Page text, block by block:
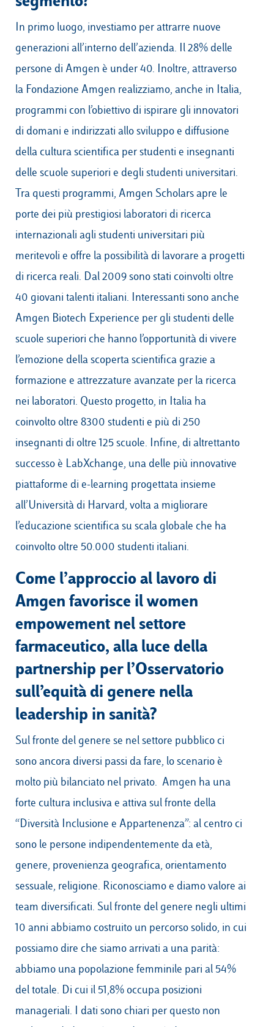
In primo luogo, investiamo per attrarre nuove
generazioni all’interno dell’azienda. Il 28% delle
persone di Amgen è under 40. Inoltre, attraverso
la Fondazione Amgen realizziamo, anche in Italia,
programmi con l’obiettivo di ispirare gli innovatori
di domani e indirizzati allo sviluppo e diffusione
della cultura scientifica per studenti e insegnanti
delle scuole superiori e degli studenti universitari.
Tra questi programmi, Amgen Scholars apre le
porte dei più prestigiosi laboratori di ricerca
internazionali agli studenti universitari più
meritevoli e offre la possibilità di lavorare a progetti
di ricerca reali. Dal 2009 sono stati coinvolti oltre
40 giovani talenti italiani. Interessanti sono anche
Amgen Biotech Experience per gli studenti delle
scuole superiori che hanno l’opportunità di vivere
l’emozione della scoperta scientifica grazie a
formazione e attrezzature avanzate per la ricerca
nei laboratori. Questo progetto, in Italia ha
coinvolto oltre 8300 studenti e più di 250
insegnanti di oltre 125 scuole. Infine, di altrettanto
successo è LabXchange, una delle più innovative
piattaforme di e-learning progettata insieme
all’Università di Harvard, volta a migliorare
l’educazione scientifica su scala globale che ha
coinvolto oltre 50.000 studenti italiani.
Come l’approccio al lavoro di
Amgen favorisce il women
empowement nel settore
farmaceutico, alla luce della
partnership per l’Osservatorio
sull’equità di genere nella
leadership in sanità?
Sul fronte del genere se nel settore pubblico ci
sono ancora diversi passi da fare, lo scenario è
molto più bilanciato nel privato. Amgen ha una
forte cultura inclusiva e attiva sul fronte della
“Diversità Inclusione e Appartenenza”: al centro ci
sono le persone indipendentemente da età,
genere, provenienza geografica, orientamento
sessuale, religione. Riconosciamo e diamo valore ai
team diversificati. Sul fronte del genere negli ultimi
10 anni abbiamo costruito un percorso solido, in cui
possiamo dire che siamo arrivati a una parità:
abbiamo una popolazione femminile pari al 54%
del totale. Di cui il 51,8% occupa posizioni
manageriali. I dati sono chiari per questo non